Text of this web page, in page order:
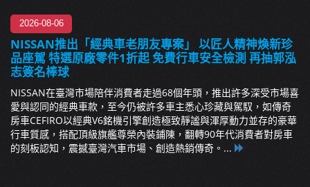
2026-08-06
NISSAN推出「經典車老朋友專案」 以匠人精神煥新珍
品座駕 特選原廠零件1折起 免費行車安全檢測 再抽郭泓
志簽名棒球
NISSAN在臺灣市場陪伴消費者走過68個年頭，推出許多深受市場喜
愛與認同的經典車款，至今仍被許多車主悉心珍藏與駕馭，如傳奇
房車CEFIRO以經典V6銘機引擎創造極致靜謐與渾厚動力並存的豪華
行車質感，搭配頂級旗艦尊榮內裝鋪陳，翻轉90年代消費者對房車
的刻板認知，震撼臺灣汽車市場、創造熱銷傳奇。...